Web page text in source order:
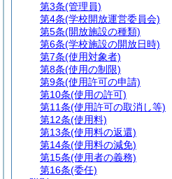
第3条(管理員)
第4条(学校開放運営委員会)
第5条(開放施設の種類)
第6条(学校施設の開放日時)
第7条(使用対象者)
第8条(使用の制限)
第9条(使用許可の申請)
第10条(使用の許可)
第11条(使用許可の取消し等)
第12条(使用料)
第13条(使用料の返還)
第14条(使用料の減免)
第15条(使用者の義務)
第16条(委任)